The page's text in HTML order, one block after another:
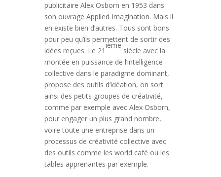
publicitaire Alex Osborn en 1953 dans
son ouvrage Applied Imagination. Mais il
en existe bien d’autres. Tous sont bons
pour peu qu’ils permettent de sortir des
idées reçues. Le 21
ième
siècle avec la
montée en puissance de l’intelligence
collective dans le paradigme dominant,
propose des outils d’idéation, on sort
ainsi des petits groupes de créativité,
comme par exemple avec Alex Osborn,
pour engager un plus grand nombre,
voire toute une entreprise dans un
processus de créativité collective avec
des outils comme les world café ou les
tables apprenantes par exemple.